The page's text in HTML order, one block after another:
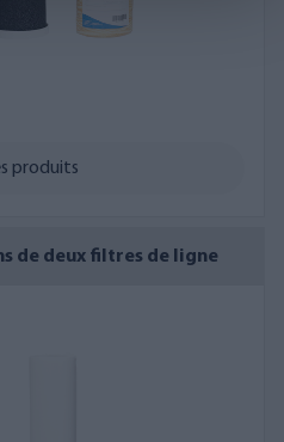
produits
de deux filtres de ligne